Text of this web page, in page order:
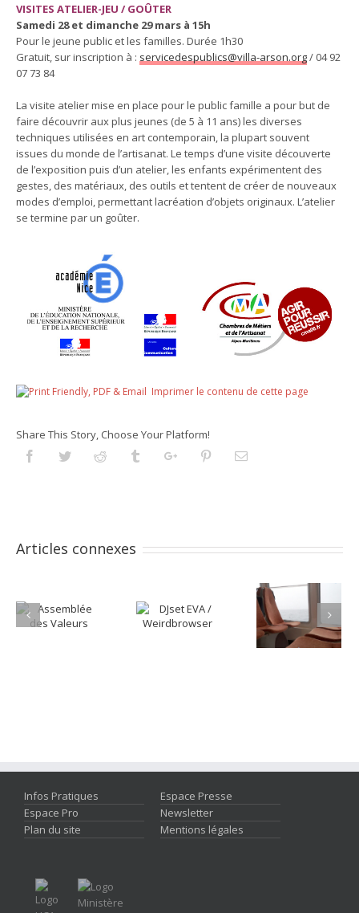
VISITES ATELIER-JEU / GOÛTER
Samedi 28 et dimanche 29 mars à 15h
Pour le jeune public et les familles. Durée 1h30
Gratuit, sur inscription à : servicedespublics@villa-arson.org/ 04 92
07 73 84
La visite atelier mise en place pour le public famille a pour but de
faire découvrir aux plus jeunes (de 5 à 11 ans) les diverses
techniques utilisées en art contemporain, la plupart souvent
issues du monde de l’artisanat. Le temps d’une visite découverte
de l’exposition puis d’un atelier, les enfants expérimentent des
gestes, des matériaux, des outils et tentent de créer de nouveaux
modes d’emploi, permettant lacréation d’objets originaux. L’atelier
se termine par un goûter.
Imprimer le contenu de cette page
Share This Story, Choose Your Platform!
FacebookTwitterReddit TumblrGoogleplusPinterestEmail
Articles connexes
Infos Pratiques
Espace Presse
Espace Pro
Newsletter
Plan du site
Mentions légales